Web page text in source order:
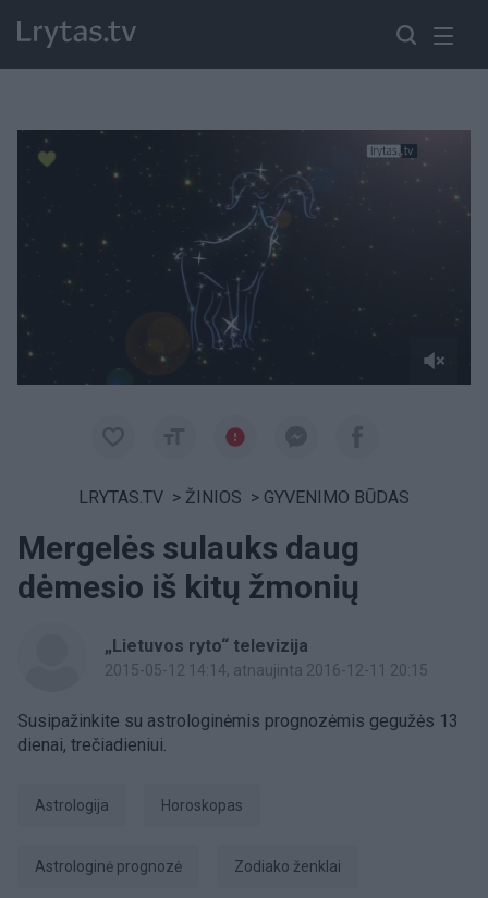
LRYTAS.TV > ŽINIOS > GYVENIMO BŪDAS
Mergelės sulauks daug
dėmesio iš kitų žmonių
„Lietuvos ryto“ televizija
2015-05-12 14:14, atnaujinta 2016-12-11 20:15
Susipažinkite su astrologinėmis prognozėmis gegužės 13
dienai, trečiadieniui.
Astrologija Horoskopas
astrologinė prognozė Zodiako ženklai